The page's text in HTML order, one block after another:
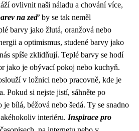
ovlivnit naši náladu a chování více,
na zeď by se tak neměl
barvy jako žlutá, oranžová nebo
a optimismus, studené barvy jako
spíše zklidňují. Teplé barvy se hodí
jako je obývací pokoj nebo kuchyň.
v ložnici nebo pracovně, kde je
Pokud si nejste jistí, sáhněte po
bílá, béžová nebo šedá. Ty se snadno
interiéru. Inspirace pro